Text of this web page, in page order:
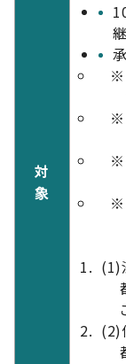
対
象
※
※
※
※
(1)
(2)